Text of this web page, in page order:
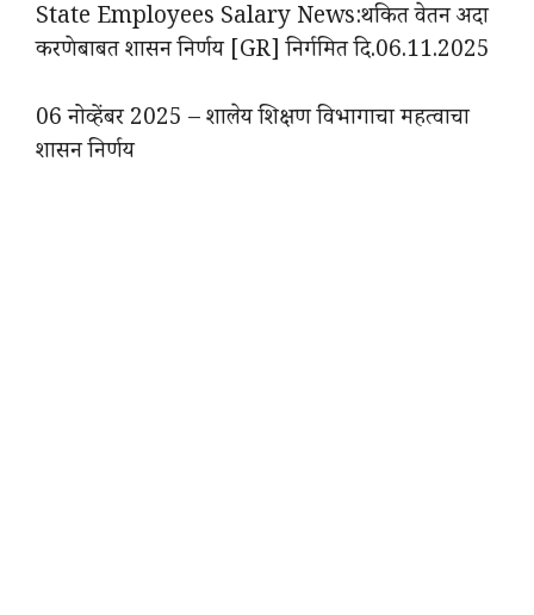
State Employees Salary News:थकित वेतन अदा
करणेबाबत शासन निर्णय [GR] निर्गमित दि.06.11.2025
06 नोव्हेंबर 2025 – शालेय शिक्षण विभागाचा महत्वाचा
शासन निर्णय